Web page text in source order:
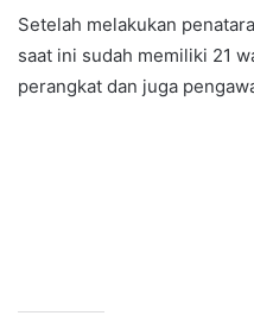
Setelah melakukan
saat ini sudah memiliki 21
perangkat dan juga